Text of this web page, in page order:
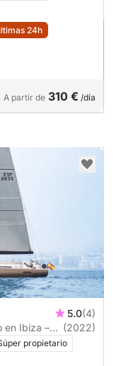
24h
A partir de 310 € /día
5.0(4)
en Ibiza –
(2022)
propietario